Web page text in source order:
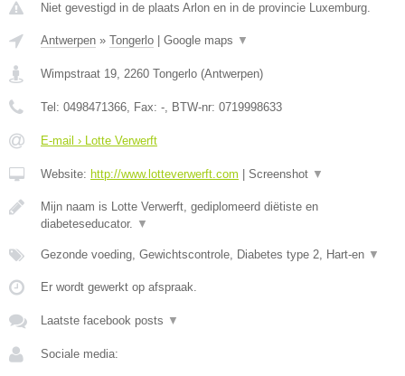
Niet gevestigd in de plaats Arlon en in de provincie Luxemburg.
Antwerpen » Tongerlo Google maps ▼
Wimpstraat 19, 2260 Tongerlo (Antwerpen)
Tel: 0498471366, Fax: -, BTW-nr: 0719998633
E-mail › Lotte Verwerft
Website: http://www.lotteverwerft.com Screenshot ▼
Mijn naam is Lotte Verwerft, gediplomeerd diëtiste en
diabeteseducator. ▼
Gezonde voeding, Gewichtscontrole, Diabetes type 2, Hart-en ▼
Er wordt gewerkt op afspraak.
Laatste facebook posts ▼
Sociale media: